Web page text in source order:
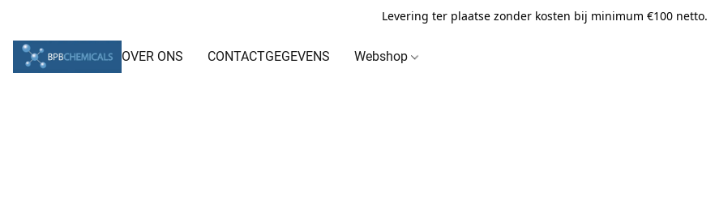
Levering ter plaatse zonder kosten bij minimum €100 netto.
OVER ONS CONTACTGEGEVENS Webshop